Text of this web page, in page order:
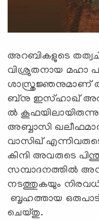
അറബികളുടെ
വിശ്രുതനായ മഹാ
ബ്നു ഇസ്ഹാഖ് അൽ
ൽ കൂഫയിലായിരുന്നു
അബ്ബാസി
വാസിഖ്
കിന്ദി അവരുടെ
സമ്പാദനത്തിൽ
നടത്തുകയും
ബൃഹത്തായ ഒരുപാട്
ചെയ്തു.